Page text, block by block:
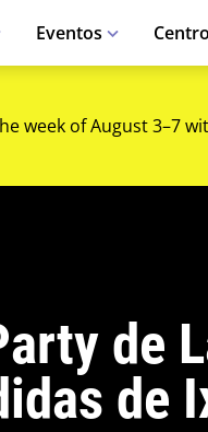
Eventos
week of August 3–7
de
de